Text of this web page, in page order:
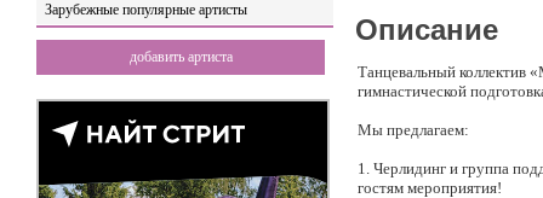
Зарубежные популярные артисты
добавить артиста
Описание
Танцевальный коллектив
гимнастической
Мы предлагаем:
1. Черлидинг и группа
гостям мероприятия!